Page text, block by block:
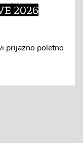
2026
prijazno poletno